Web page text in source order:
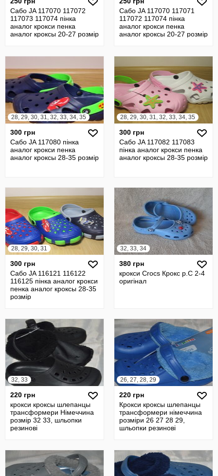
Сабо JA 117070 117072
117073 117074 пінка
аналог крокси пенка
аналог кроксы 20-27 розмір
Сабо JA 117070 117071
117072 117074 пінка
аналог крокси пенка
аналог кроксы 20-27 розмір
28, 29, 30, 31, 32, 33, 34, 35
300 грн
Сабо JA 117080 пінка
аналог крокси пенка
аналог кроксы 28-35 розмір
28, 29, 30, 31, 32, 33, 34, 35
300 грн
Сабо JA 117082 117083
пінка аналог крокси пенка
аналог кроксы 28-35 розмір
28, 29, 30, 31
300 грн
Сабо JA 116121 116122
116125 пінка аналог крокси
пенка аналог кроксы 28-35
розмір
32, 33, 34
380 грн
крокси Crocs Крокс р.С 2-4
оригінал
32, 33
220 грн
крокси кроксы шлепанцы
трансформери Німеччина
розмір 32 33, шльопки
резинові
26, 27, 28, 29
220 грн
Крокси кроксы шлепанцы
трансформери німеччина
розміри 26 27 28 29,
шльопки резинові